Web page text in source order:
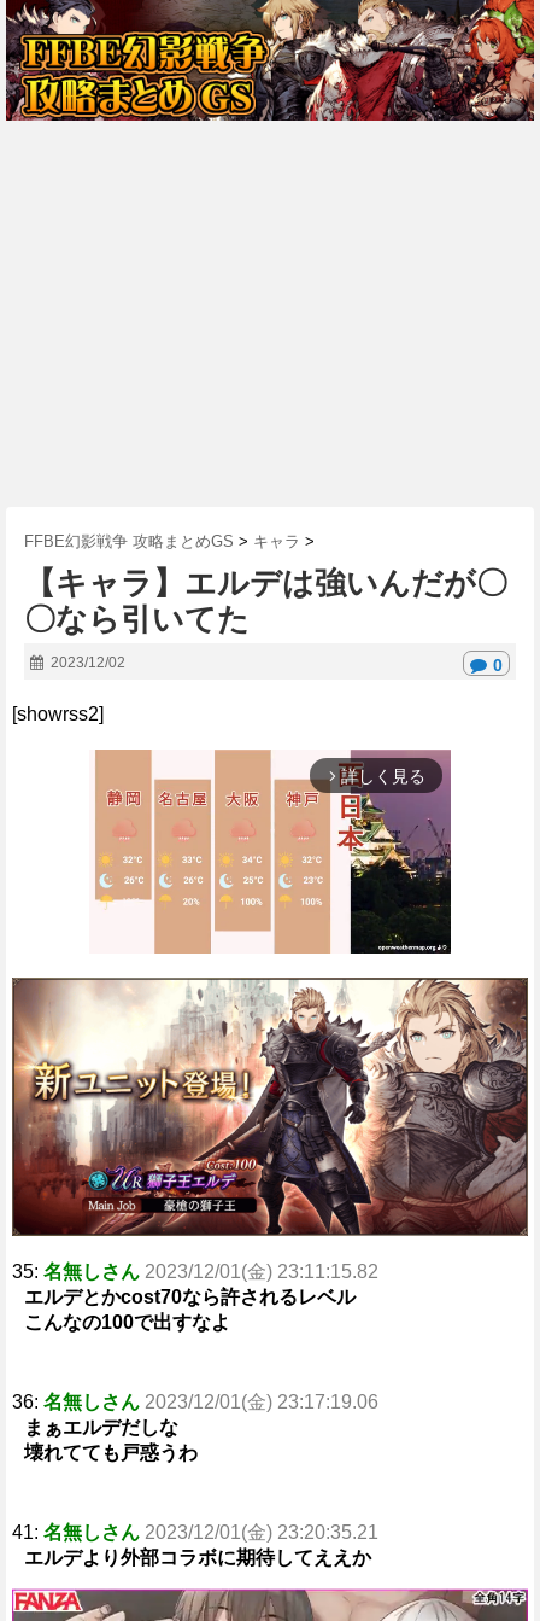
FFBE幻影戦争 攻略まとめGS > キャラ >
【キャラ】エルデは強いんだが〇
〇なら引いてた
2023/12/02 0
[showrss2]
arrow_forward_ios 詳しく見る
u
t
e
35: 名無しさん 2023/12/01(金) 23:11:15.82
エルデとかcost70なら許されるレベル
こんなの100で出すなよ
36: 名無しさん 2023/12/01(金) 23:17:19.06
まぁエルデだしな
壊れてても戸惑うわ
41: 名無しさん 2023/12/01(金) 23:20:35.21
エルデより外部コラボに期待してええか